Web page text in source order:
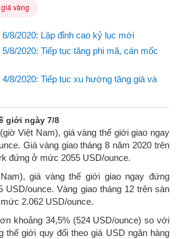
vàng
8/2020: Lập đỉnh cao kỷ lục mới
8/2020: Tiếp tục tăng phi mã, cán mốc
8/2020: Tiếp tục xu hướng tăng giá và
giới ngày 7/8
Việt Nam), giá vàng thế giới giao ngay
Giá vàng giao tháng 8 năm 2020 trên
đứng ở mức 2055 USD/ounce.
giá vàng thế giới giao ngay đứng
USD/ounce. Vàng giao tháng 12 trên sàn
2.062 USD/ounce.
khoảng 34,5% (524 USD/ounce) so với
thế giới quy đổi theo giá USD ngân hàng